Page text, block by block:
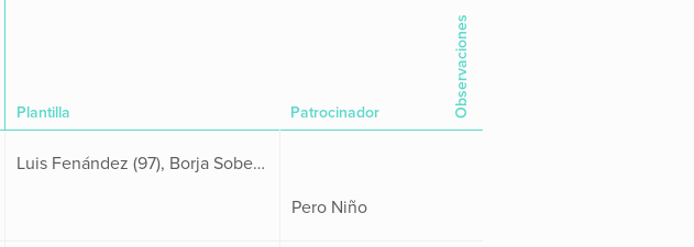
Plantilla Patrocinador Observaciones
Luis Fenández (97), Borja Soberón (97), José Díaz (94), Juan C. Herguedas (55) y Raúl Fernández (46)
Pero Niño